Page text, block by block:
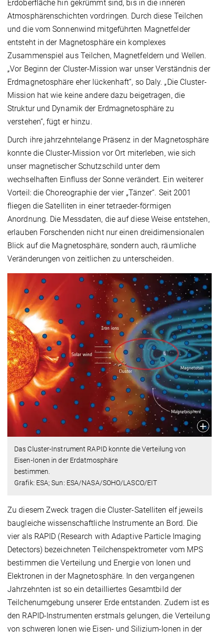
Erdoberfläche hin gekrümmt sind, bis in die inneren
Atmosphärenschichten vordringen. Durch diese Teilchen
und die vom Sonnenwind mitgeführten Magnetfelder
entsteht in der Magnetosphäre ein komplexes
Zusammenspiel aus Teilchen, Magnetfeldern und Wellen.
„Vor Beginn der Cluster-Mission war unser Verständnis der
Erdmagnetosphäre eher lückenhaft“, so Daly. „Die Cluster-
Mission hat wie keine andere dazu beigetragen, die
Struktur und Dynamik der Erdmagnetosphäre zu
verstehen“, fügt er hinzu.
Durch ihre jahrzehntelange Präsenz in der Magnetosphäre
konnte die Cluster-Mission vor Ort miterleben, wie sich
unser magnetischer Schutzschild unter dem
wechselhaften Einfluss der Sonne verändert. Ein weiterer
Vorteil: die Choreographie der vier „Tänzer“. Seit 2001
fliegen die Satelliten in einer tetraeder-förmigen
Anordnung. Die Messdaten, die auf diese Weise entstehen,
erlauben Forschenden nicht nur einen dreidimensionalen
Blick auf die Magnetosphäre, sondern auch, räumliche
Veränderungen von zeitlichen zu unterscheiden.
Das Cluster-Instrument RAPID konnte die Verteilung von
Eisen-Ionen in der Erdatmosphäre
bestimmen.
Grafik: ESA; Sun: ESA/NASA/SOHO/LASCO/EIT
Zu diesem Zweck tragen die Cluster-Satelliten elf jeweils
baugleiche wissenschaftliche Instrumente an Bord. Die
vier als RAPID (Research with Adaptive Particle Imaging
Detectors) bezeichneten Teilchenspektrometer vom MPS
bestimmen die Verteilung und Energie von Ionen und
Elektronen in der Magnetosphäre. In den vergangenen
Jahrzehnten ist so ein detailliertes Gesamtbild der
Teilchenumgebung unserer Erde entstanden. Zudem ist es
den RAPID-Instrumenten erstmals gelungen, die Verteilung
von schweren Ionen wie Eisen- und Silizium-Ionen in der